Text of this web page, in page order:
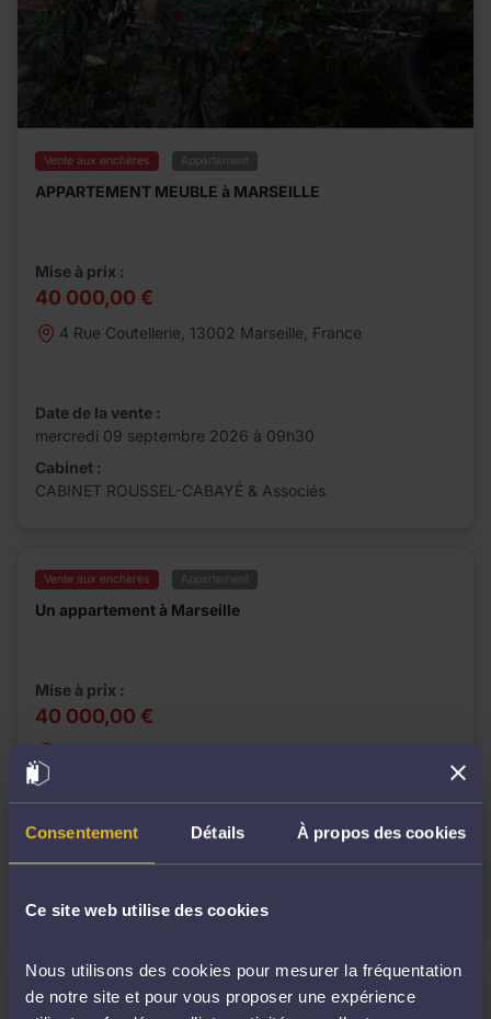
Consentement Détails À propos des cookies
Ce site web utilise des cookies
Nous utilisons des cookies pour mesurer la fréquentation
de notre site et pour vous proposer une expérience
Vente aux enchères Appartement
APPARTEMENT MEUBLE à MARSEILLE
Mise à prix :
40 000,00 €
4 Rue Coutellerie, 13002 Marseille, France
Date de la vente :
mercredi 09 septembre 2026 à 09h30
Cabinet :
CABINET ROUSSEL-CABAYÉ & Associés
Vente aux enchères Appartement
Un appartement à Marseille
Mise à prix :
40 000,00 €
Date de la vente :
Pascal DELCROIX